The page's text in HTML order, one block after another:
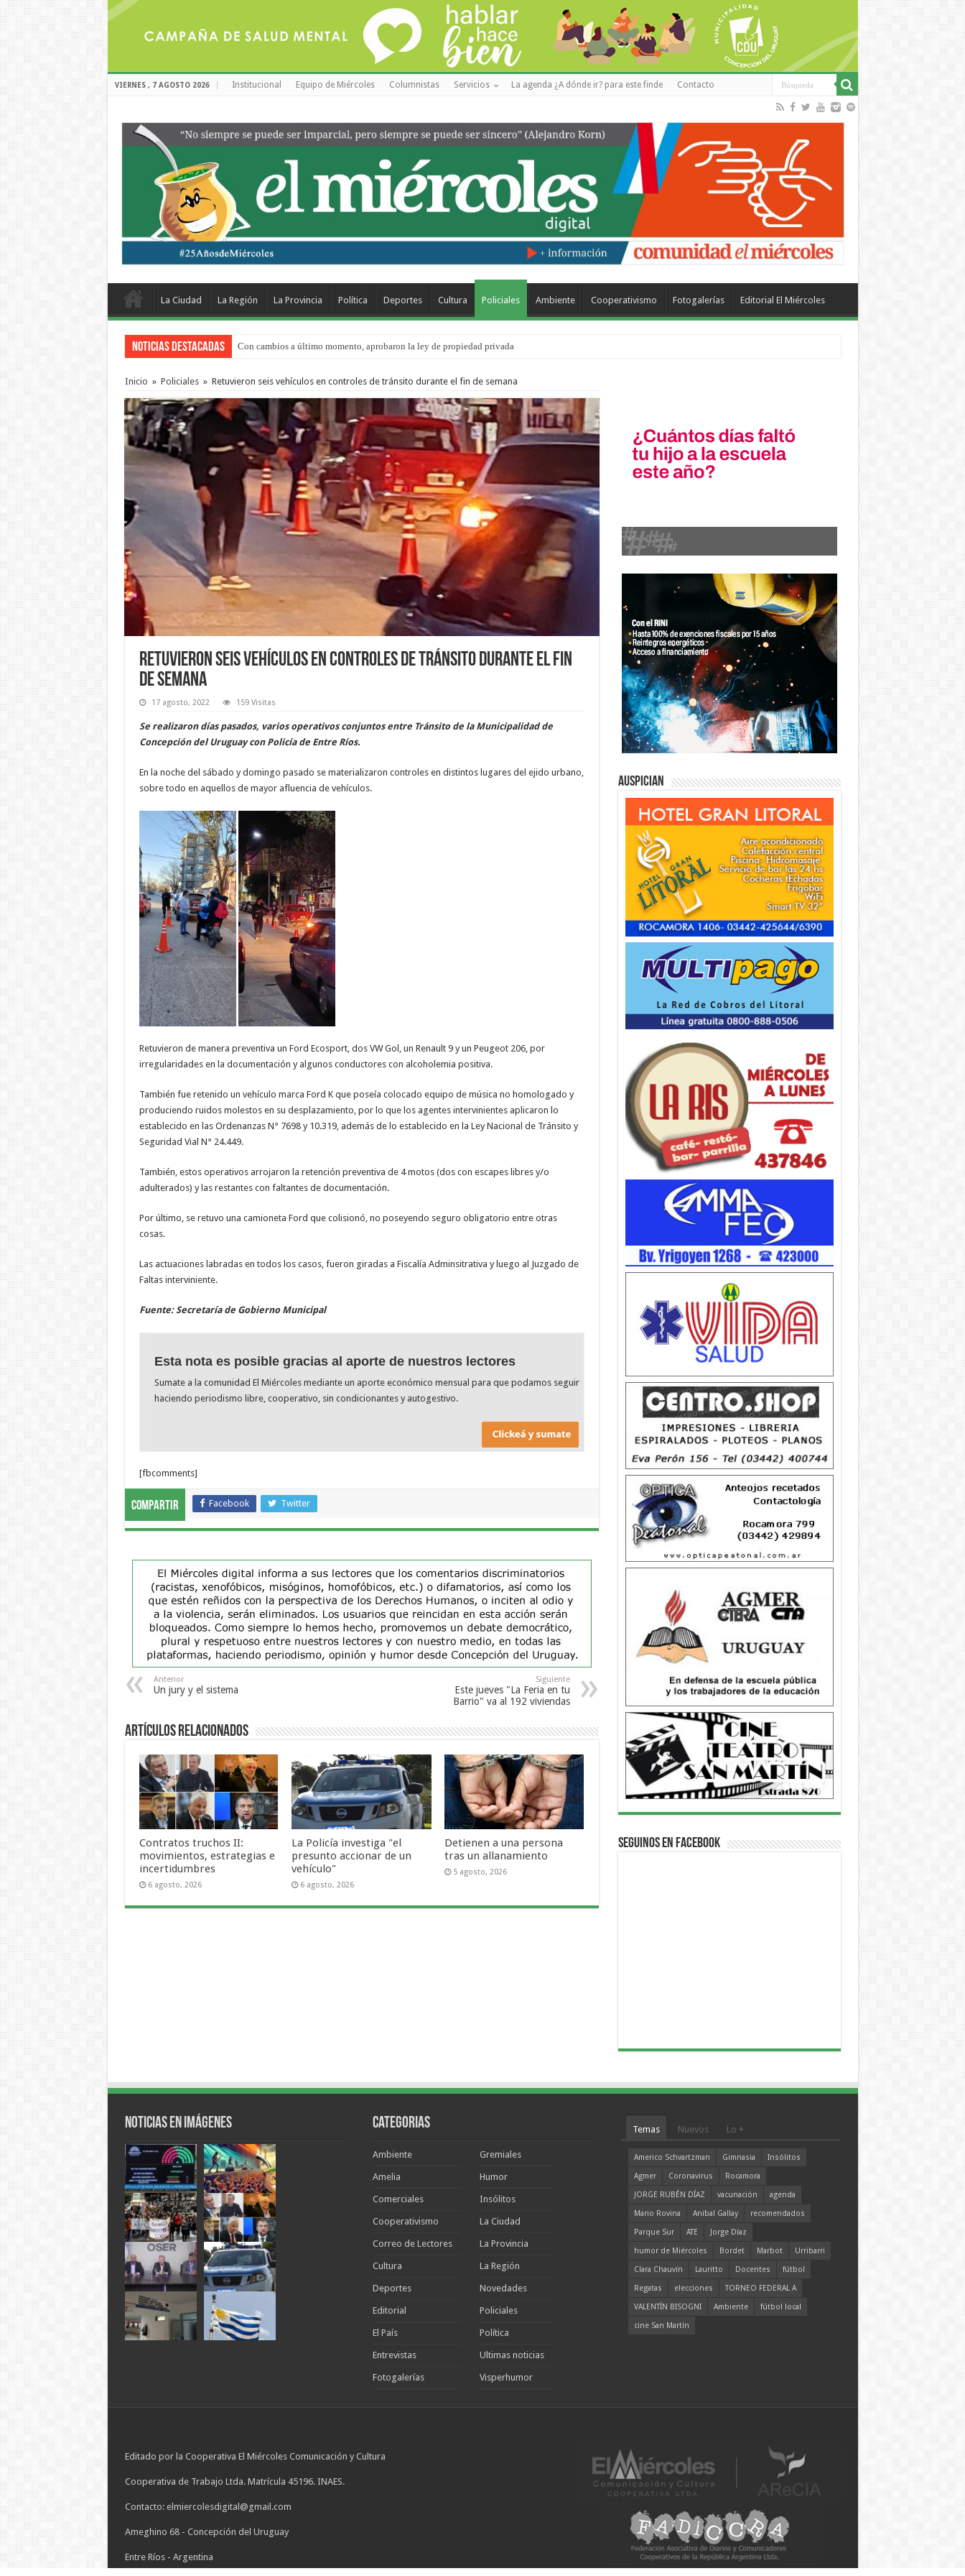
VIERNES , 7 AGOSTO 2026 Institucional Equipo de Miércoles Columnistas Servicios La agenda ¿A dónde ir? para este finde Contacto
La Ciudad La Región La Provincia Política Deportes Cultura Policiales Ambiente Cooperativismo Fotogalerías Editorial El Miércoles
Noticias Destacadas Del viernes 7 al domingo 9 de agosto: la agenda ¿A dónde ir? para este finde
Inicio » Policiales » Retuvieron seis vehículos en controles de tránsito durante el fin de semana
Retuvieron seis vehículos en controles de tránsito durante el fin
de semana
17 agosto, 2022 159 Visitas
Se realizaron días pasados, varios operativos conjuntos entre Tránsito de la Municipalidad de
Concepción del Uruguay con Policía de Entre Ríos.
En la noche del sábado y domingo pasado se materializaron controles en distintos lugares del ejido urbano,
sobre todo en aquellos de mayor afluencia de vehículos.
Retuvieron de manera preventiva un Ford Ecosport, dos VW Gol, un Renault 9 y un Peugeot 206, por
irregularidades en la documentación y algunos conductores con alcoholemia positiva.
También fue retenido un vehículo marca Ford K que poseía colocado equipo de música no homologado y
produciendo ruidos molestos en su desplazamiento, por lo que los agentes intervinientes aplicaron lo
establecido en las Ordenanzas N° 7698 y 10.319, además de lo establecido en la Ley Nacional de Tránsito y
Seguridad Vial N° 24.449.
También, estos operativos arrojaron la retención preventiva de 4 motos (dos con escapes libres y/o
adulterados) y las restantes con faltantes de documentación.
Por último, se retuvo una camioneta Ford que colisionó, no poseyendo seguro obligatorio entre otras
cosas.
Las actuaciones labradas en todos los casos, fueron giradas a Fiscalía Adminsitrativa y luego al Juzgado de
Faltas interviniente.
Fuente: Secretaría de Gobierno Municipal
Esta nota es posible gracias al aporte de nuestros lectores
Sumate a la comunidad El Miércoles mediante un aporte económico mensual para que podamos seguir
haciendo periodismo libre, cooperativo, sin condicionantes y autogestivo.
[fbcomments]
Compartir Facebook Twitter
Anterior
Un jury y el sistema
Siguiente
Este jueves "La Feria en tu
Barrio" va al 192 viviendas
Artículos Relacionados
Contratos truchos II:
movimientos, estrategias e
incertidumbres
6 agosto, 2026
La Policía investiga "el
presunto accionar de un
vehículo"
6 agosto, 2026
Detienen a una persona
tras un allanamiento
5 agosto, 2026
Auspician
Seguinos en Facebook
Noticias en Imágenes Categorias
Ambiente
Amelia
Comerciales
Cooperativismo
Correo de Lectores
Cultura
Deportes
Editorial
El País
Entrevistas
Fotogalerías
Gremiales
Humor
Insólitos
La Ciudad
La Provincia
La Región
Novedades
Policiales
Política
Ultimas noticias
Visperhumor
Temas Nuevos Lo +
Americo Schvartzman Gimnasia
Insólitos
Agmer
Coronavirus
Rocamora
JORGE RUBÉN DÍAZ
vacunación
agenda
Mario Rovina
Aníbal Gallay
recomendados
Parque Sur
ATE
Jorge Díaz
humor de Miércoles
Bordet Marbot
Urribarri
Clara Chauvín
Lauritto Docentes
fútbol
Regatas
elecciones
TORNEO FEDERAL A
VALENTÍN BISOGNI
Ambiente
fútbol local
cine San Martín
Editado por la Cooperativa El Miércoles Comunicación y Cultura
Cooperativa de Trabajo Ltda. Matrícula 45196. INAES.
Contacto: elmiercolesdigital@gmail.com
Ameghino 68 - Concepción del Uruguay
Entre Ríos - Argentina